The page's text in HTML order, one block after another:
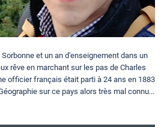
et un an d'enseignement dans un
rêve en marchant sur les pas de Charles
officier français était parti à 24 ans en 1883
sur ce pays alors très mal connu...